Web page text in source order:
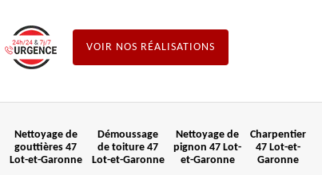
VOIR NOS RÉALISATIONS
Nettoyage de
gouttières 47
Lot-et-Garonne
Démoussage
de toiture 47
Lot-et-Garonne
Nettoyage de
pignon 47 Lot-
et-Garonne
Charpentier
47 Lot-et-
Garonne